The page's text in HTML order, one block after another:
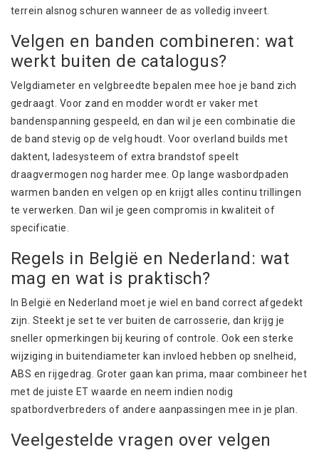
terrein alsnog schuren wanneer de as volledig inveert.
Velgen en banden combineren: wat
werkt buiten de catalogus?
Velgdiameter en velgbreedte bepalen mee hoe je band zich
gedraagt. Voor zand en modder wordt er vaker met
bandenspanning gespeeld, en dan wil je een combinatie die
de band stevig op de velg houdt. Voor overland builds met
daktent, ladesysteem of extra brandstof speelt
draagvermogen nog harder mee. Op lange wasbordpaden
warmen banden en velgen op en krijgt alles continu trillingen
te verwerken. Dan wil je geen compromis in kwaliteit of
specificatie.
Regels in België en Nederland: wat
mag en wat is praktisch?
In België en Nederland moet je wiel en band correct afgedekt
zijn. Steekt je set te ver buiten de carrosserie, dan krijg je
sneller opmerkingen bij keuring of controle. Ook een sterke
wijziging in buitendiameter kan invloed hebben op snelheid,
ABS en rijgedrag. Groter gaan kan prima, maar combineer het
met de juiste ET waarde en neem indien nodig
spatbordverbreders of andere aanpassingen mee in je plan.
Veelgestelde vragen over velgen